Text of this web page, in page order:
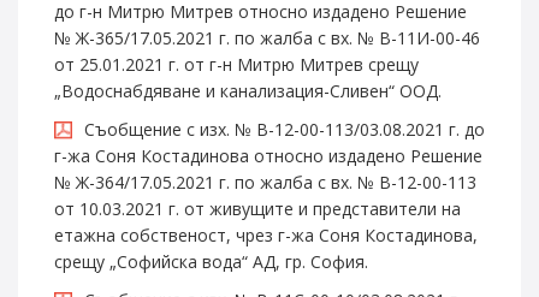
до г-н Митрю Митрев относно издадено Решение
№ Ж-365/17.05.2021 г. по жалба с вх. № В-11И-00-46
от 25.01.2021 г. от г-н Митрю Митрев срещу
„Водоснабдяване и канализация-Сливен“ ООД.
Съобщение с изх. № В-12-00-113/03.08.2021 г. до
г-жа Соня Костадинова относно издадено Решение
№ Ж-364/17.05.2021 г. по жалба с вх. № В-12-00-113
от 10.03.2021 г. от живущите и представители на
етажна собственост, чрез г-жа Соня Костадинова,
срещу „Софийска вода“ АД, гр. София.